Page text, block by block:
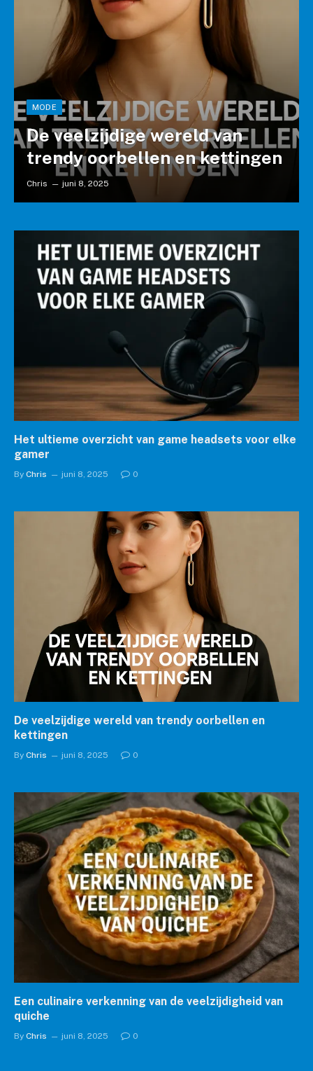
MODE
De veelzijdige wereld van
trendy oorbellen en kettingen
Chris juni 8, 2025
Het ultieme overzicht van game headsets voor elke
gamer
By Chris juni 8, 2025 0
De veelzijdige wereld van trendy oorbellen en
kettingen
By Chris juni 8, 2025 0
Een culinaire verkenning van de veelzijdigheid van
quiche
By Chris juni 8, 2025 0